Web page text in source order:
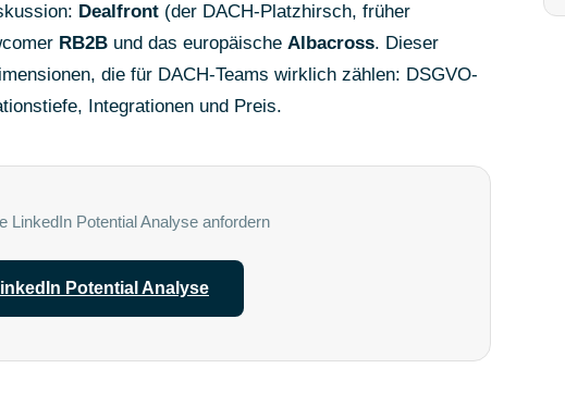
Dealfront (der DACH-Platzhirsch, früher
RB2B und das europäische Albacross. Dieser
die für DACH-Teams wirklich zählen: DSGVO-
Integrationen und Preis.
LinkedIn Potential Analyse anfordern
Potential Analyse